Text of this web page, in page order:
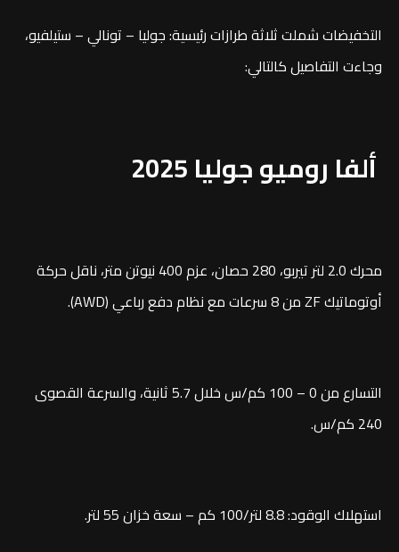
التخفيضات شملت ثلاثة طرازات رئيسية: جوليا – تونالي – ستيلفيو،
وجاءت التفاصيل كالتالي:
ألفا روميو جوليا 2025
محرك 2.0 لتر تيربو، 280 حصان، عزم 400 نيوتن متر، ناقل حركة
أوتوماتيك ZF من 8 سرعات مع نظام دفع رباعي (AWD).
التسارع من 0 – 100 كم/س خلال 5.7 ثانية، والسرعة القصوى
240 كم/س.
استهلاك الوقود: 8.8 لتر/100 كم – سعة خزان 55 لتر.